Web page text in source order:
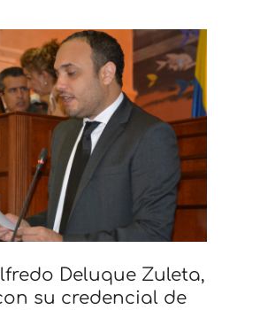
Deluque Zuleta,
su credencial de